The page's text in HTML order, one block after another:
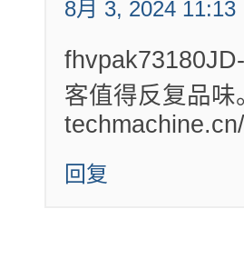
8月 3, 2024 11:13
客值得反复品
回复